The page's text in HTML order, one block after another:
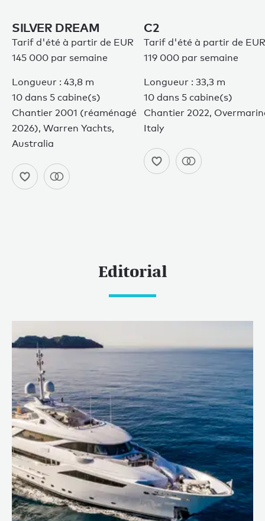
SILVER DREAM
Tarif d'été à partir de EUR
145 000 par semaine
Longueur : 43,8 m
10 dans 5 cabine(s)
Chantier 2001 (réaménagé
2026), Warren Yachts,
Australia
C2
Tarif d'été à partir de EUR
119 000 par semaine
Longueur : 33,3 m
10 dans 5 cabine(s)
Chantier 2022,
Italy
Editorial